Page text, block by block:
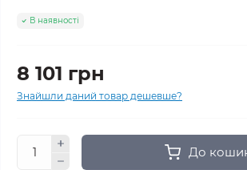
В наявності
8 101 грн
Знайшли даний товар дешевше?
До